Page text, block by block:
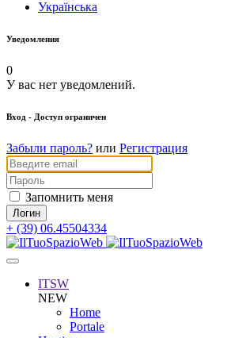
Українська
Уведомления
0
У вас нет уведомлений.
Вход - Доступ ограничен
Забыли пароль? или Регистрация
Запомнить меня
+ (39) 06.45504334
ITSW
NEW
Home
Portale